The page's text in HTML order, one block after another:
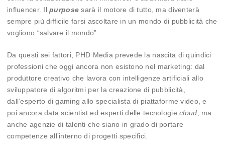
influencer. Ilpurpose sarà il motore di tutto, ma diventerà
sempre più difficile farsi ascoltare in un mondo di pubblicità che
vogliono “salvare il mondo”.
Da questi sei fattori, PHD Media prevede la nascita di quindici
professioni che oggi ancora non esistono nel marketing: dal
produttore creativo che lavora con intelligenze artificiali allo
sviluppatore di algoritmi per la creazione di pubblicità,
dall’esperto di gaming allo specialista di piattaforme video, e
poi ancora data scientist ed esperti delle tecnologiecloud , ma
anche agenzie di talenti che siano in grado di portare
competenze all’interno di progetti specifici.